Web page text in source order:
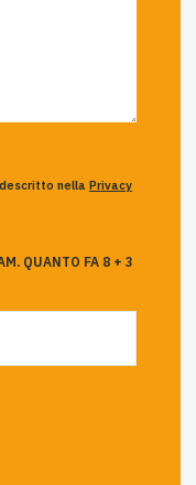
nella Privacy
QUANTO FA 8 + 3